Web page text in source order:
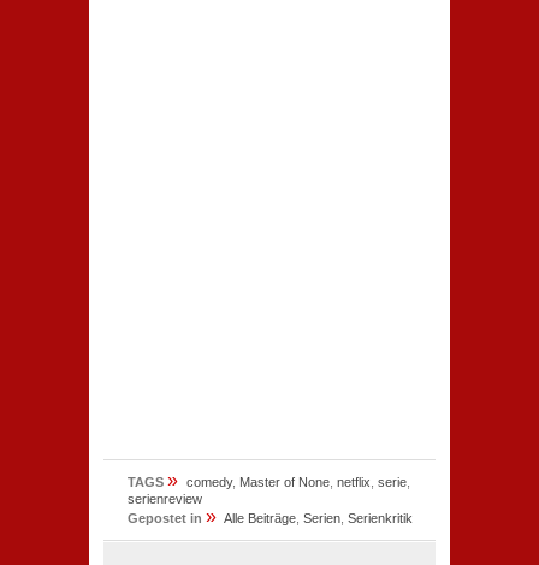
TAGS » comedy, Master of None netflix serie
serienreview
Gepostet in » Alle Beiträge Serien Serienkritik